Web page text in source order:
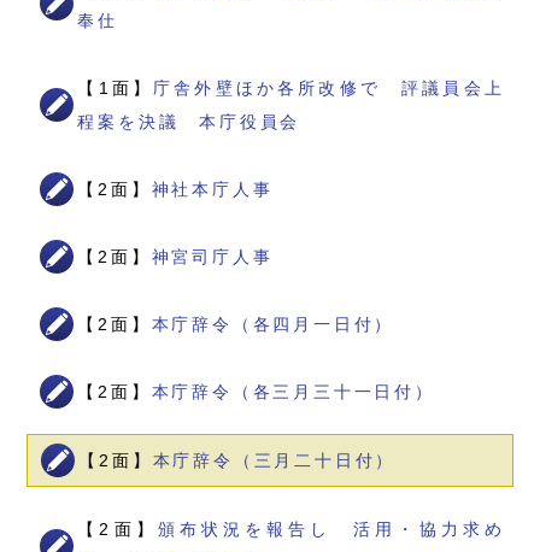
奉仕
【1面】 庁舎外壁ほか各所改修で 評議員会上
程案を決議 本庁役員会
【2面】 神社本庁人事
【2面】 神宮司庁人事
【2面】 本庁辞令（各四月一日付）
【2面】 本庁辞令（各三月三十一日付）
【2面】 本庁辞令（三月二十日付）
【2面】 頒布状況を報告し 活用・協力求め